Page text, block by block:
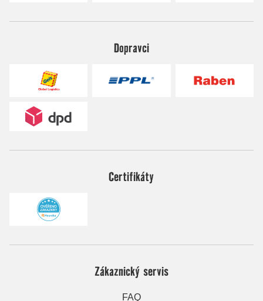
Dopravci
Certifikáty
Zákaznický servis
FAQ